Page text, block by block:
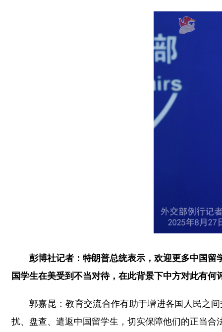
彭博社记者：特朗普总统表示，欢迎更多中国
国学生在美受到不当对待，在此背景下中方对此有何
郭嘉昆：教育交流合作有助于增进各国人民之
扰、盘查、遣返中国留学生，切实保障他们的正当合